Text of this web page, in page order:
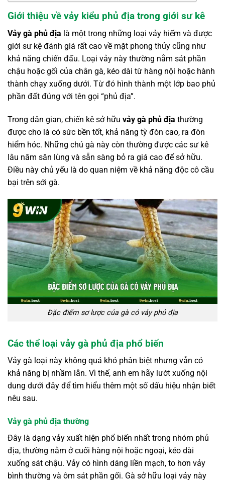
Giới thiệu về vảy kiểu phủ địa trong giới sư kê
Vảy gà phủ địa là một trong những loại vảy hiếm và được
giới sư kệ đánh giá rất cao về mặt phong thủy cũng như
khả năng chiến đấu. Loại vảy này thường nằm sát phần
chậu hoặc gối của chân gà, kéo dài từ hàng nội hoặc hành
thành chạy xuống dưới. Từ đó hình thành một lớp bao phủ
phần đất đúng với tên gọi “phủ địa”.
Trong dân gian, chiến kê sở hữu vảy gà phủ địa thường
được cho là có sức bền tốt, khả năng tỳ đòn cao, ra đòn
hiểm hóc. Những chú gà này còn thường được các sư kê
lâu năm săn lùng và sẵn sàng bỏ ra giá cao để sở hữu.
Điều này chủ yếu là do quan niệm về khả năng độc cô cầu
bại trên sới gà.
Đặc điểm sơ lược của gà có vảy phủ địa
Các thể loại vảy gà phủ địa phổ biến
Vảy gà loại này không quá khó phân biệt nhưng vẫn có
khả năng bị nhầm lẫn. Vì thế, anh em hãy lướt xuống nội
dung dưới đây để tìm hiểu thêm một số dấu hiệu nhận biết
nêu sau.
Vảy gà phủ địa thường
Đây là dạng vảy xuất hiện phổ biến nhất trong nhóm phủ
địa, thường nằm ở cuối hàng nội hoặc ngoại, kéo dài
xuống sát chậu. Vảy có hình dáng liền mạch, to hơn vảy
bình thường và ôm sát phần gối. Gà sở hữu loại vảy này